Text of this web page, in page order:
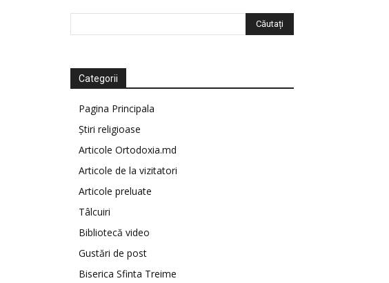
Categorii
Pagina Principala
Știri religioase
Articole Ortodoxia.md
Articole de la vizitatori
Articole preluate
Tâlcuiri
Bibliotecă video
Gustări de post
Biserica Sfinta Treime